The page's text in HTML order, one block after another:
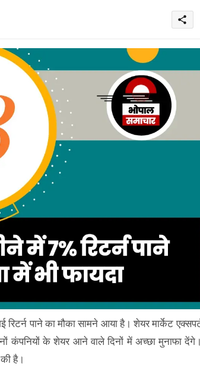
share
पाने का मौका सामने आया है। शेयर मार्केट
कंपनियों के शेयर आने वाले दिनों में अच्छा मुनाफा
है।